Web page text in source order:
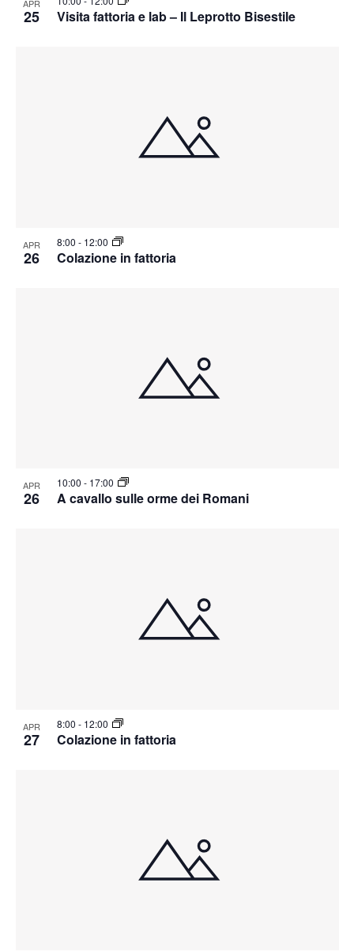
APR
25 Visita fattoria e lab – Il Leprotto Bisestile
APR
26 Colazione in fattoria
8:00 - 12:00
APR
26 A cavallo sulle orme dei Romani
10:00 - 17:00
APR
27 Colazione in fattoria
8:00 - 12:00